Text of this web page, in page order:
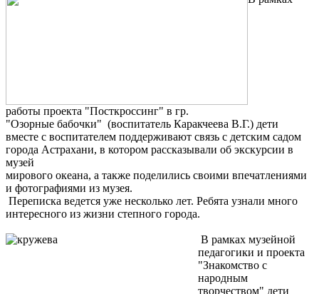
работы проекта "Посткроссинг" в гр.
"Озорные бабочки" (воспитатель Каракчеева В.Г.) дети
вместе с воспитателем поддерживают связь с детским садом
города Астрахани, в котором рассказывали об экскурсии в
музей
мирового океана, а также поделились своими впечатлениями
и фотографиями из музея.
Переписка ведется уже несколько лет. Ребята узнали много
интересного из жизни степного города.
В рамках музейной
педагогики и проекта
"Знакомство с
народным
творчеством" дети